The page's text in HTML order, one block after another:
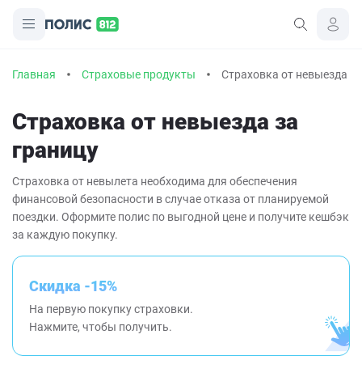
Главная Страховые продукты Страховка от невыезда
Страховка от невыезда за
границу
Страховка от невылета необходима для обеспечения
финансовой безопасности в случае отказа от планируемой
поездки. Оформите полис по выгодной цене и получите кешбэк
за каждую покупку.
Скидка -15%
На первую покупку страховки.
Нажмите, чтобы получить.